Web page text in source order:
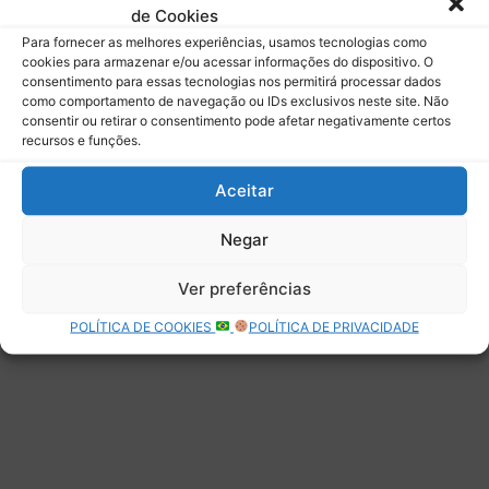
de Cookies
Para fornecer as melhores experiências, usamos tecnologias como
cookies para armazenar e/ou acessar informações do dispositivo. O
consentimento para essas tecnologias nos permitirá processar dados
como comportamento de navegação ou IDs exclusivos neste site. Não
consentir ou retirar o consentimento pode afetar negativamente certos
recursos e funções.
Aceitar
Negar
Ver preferências
POLÍTICA DE COOKIES POLÍTICA DE PRIVACIDADE
Deixe uma resposta